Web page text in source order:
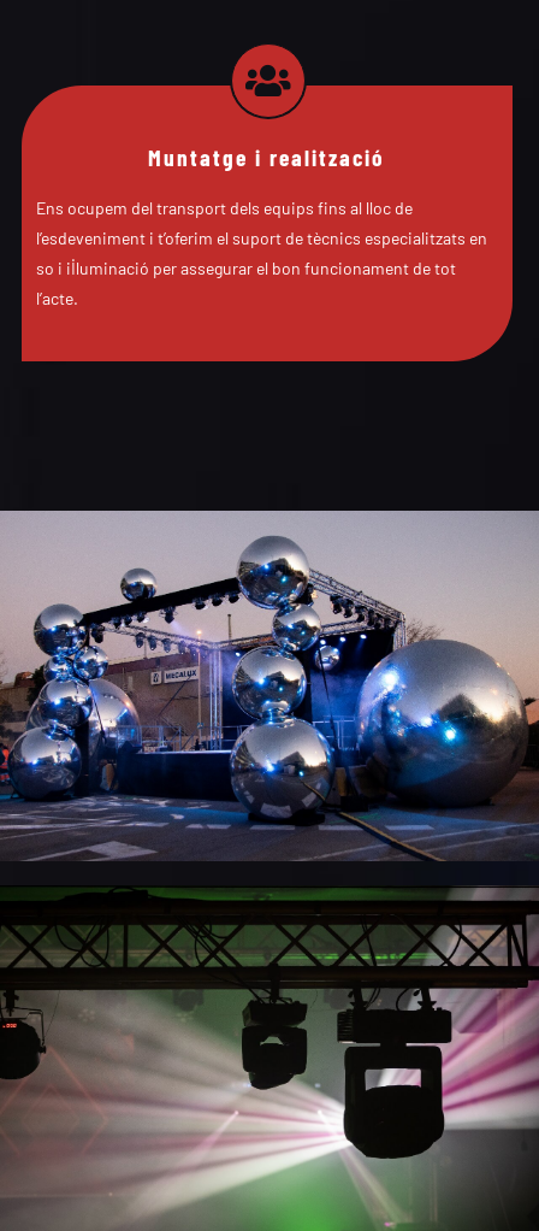
Muntatge i realització
Ens ocupem del transport dels equips fins al lloc de
l’esdeveniment i t’oferim el suport de tècnics especialitzats en
so i il·luminació per assegurar el bon funcionament de tot
l’acte.